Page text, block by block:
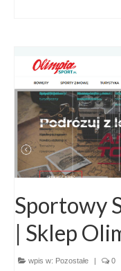
Sportowy
| Sklep
wpis w: Pozostałe 0